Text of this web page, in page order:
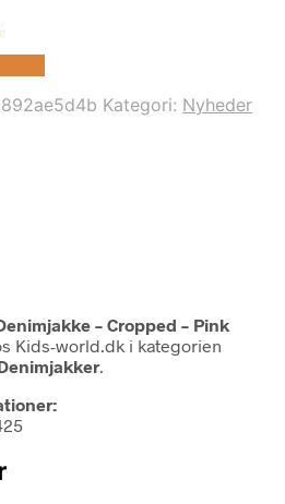
1.055,23 kr.. Kategori: Nyheder
– Cropped – Pink
Kids-world.dk i kategorien
.